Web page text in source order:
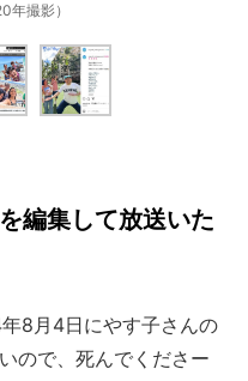
年撮影）
編集して放送いた
8月4日にやす子さんの
ので、死んでくださー